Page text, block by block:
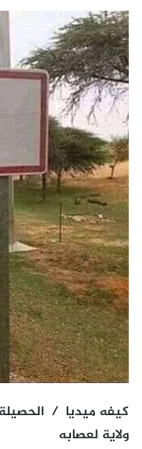
كيفه ميديا / الحصيلة
ولاية لعصابه